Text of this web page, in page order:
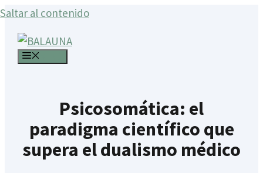
Saltar al contenido
Psicosomática: el
paradigma científico que
supera el dualismo médico